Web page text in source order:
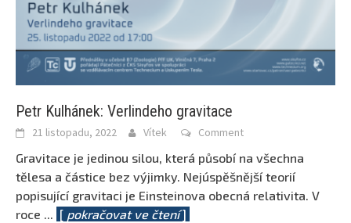
Petr Kulhánek: Verlindeho gravitace
21 listopadu, 2022 Vítek Comment
Gravitace je jedinou silou, která působí na všechna
tělesa a částice bez výjimky. Nejúspěšnější teorií
popisující gravitaci je Einsteinova obecná relativita. V
roce ... [ pokračovat ve čtení]